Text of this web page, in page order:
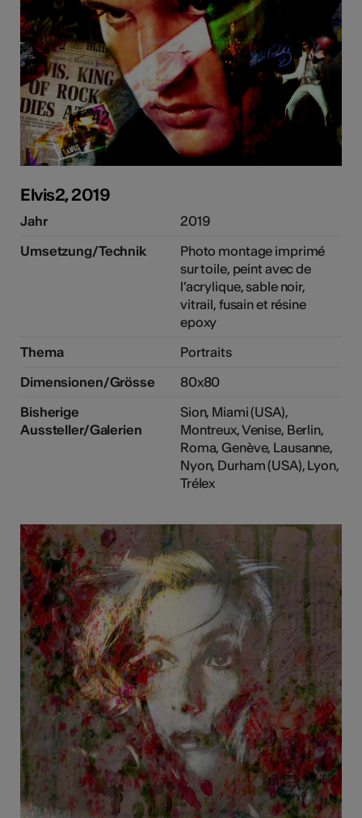
Elvis2, 2019
Jahr
2019
Umsetzung/Technik
Photo montage imprimé
sur toile, peint avec de
l’acrylique, sable noir,
vitrail, fusain et résine
epoxy
Thema
Portraits
Dimensionen/Grösse
80x80
Bisherige
Aussteller/Galerien
Sion, Miami (USA),
Montreux, Venise, Berlin,
Roma, Genève, Lausanne,
Nyon, Durham (USA), Lyon,
Trélex